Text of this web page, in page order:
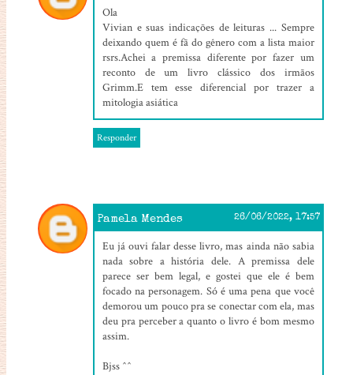
Ola
Vivian e suas indicações de leituras ... Sempre
deixando quem é fã do gênero com a lista maior
rsrs.Achei a premissa diferente por fazer um
reconto de um livro clássico dos irmãos
Grimm.E tem esse diferencial por trazer a
mitologia asiática
Responder
Pamela Mendes 26/06/2022, 17:57
Eu já ouvi falar desse livro, mas ainda não sabia
nada sobre a história dele. A premissa dele
parece ser bem legal, e gostei que ele é bem
focado na personagem. Só é uma pena que você
demorou um pouco pra se conectar com ela, mas
deu pra perceber a quanto o livro é bom mesmo
assim.
Bjss ^^